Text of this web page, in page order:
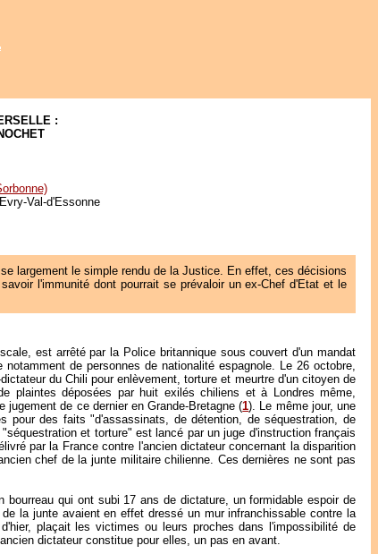
:
Val-d'Essonne
largement le simple rendu de la Justice. En effet, ces décisions
l'immunité dont pourrait se prévaloir un ex-Chef d'Etat et le
est arrêté par la Police britannique sous couvert d'un mandat
de personnes de nationalité espagnole. Le 26 octobre,
du Chili pour enlèvement, torture et meurtre d'un citoyen de
plaintes déposées par huit exilés chiliens et à Londres même,
de ce dernier en Grande-Bretagne (1). Le même jour, une
pour des faits "d'assassinats, de détention, de séquestration, de
et torture" est lancé par un juge d'instruction français
par la France contre l'ancien dictateur concernant la disparition
chef de la junte militaire chilienne. Ces dernières ne sont pas
qui ont subi 17 ans de dictature, un formidable espoir de
la junte avaient en effet dressé un mur infranchissable contre la
plaçait les victimes ou leurs proches dans l'impossibilité de
dictateur constitue pour elles, un pas en avant.